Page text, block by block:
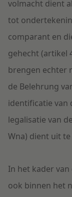
volmacht dient
tot
comparant en
gehecht (artikel
brengen echter
de Belehrung
identificatie van
legalisatie van
Wna) dient uit
In het kader
ook binnen het